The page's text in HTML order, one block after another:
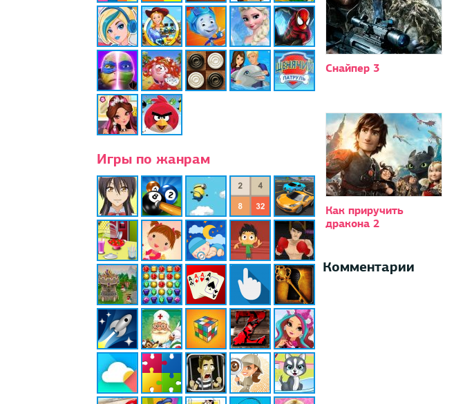
Игры по жанрам
Снайпер 3
Как приручить
дракона 2
Комментарии